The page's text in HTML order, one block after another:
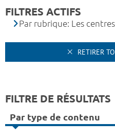
FILTRES ACTIFS
Par rubrique: Les centres
RETIRER
FILTRE DE RÉSULTATS
Par type de contenu